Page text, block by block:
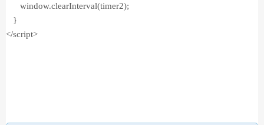
window.clearInterval(timer2);
}
</script>